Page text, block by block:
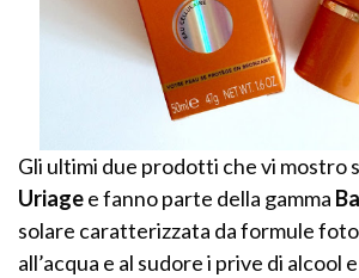
Gli ultimi due prodotti che vi mostro
Uriagee fanno parte della gamma
solare caratterizzata da formule
all’acqua e al sudore i prive di alcool